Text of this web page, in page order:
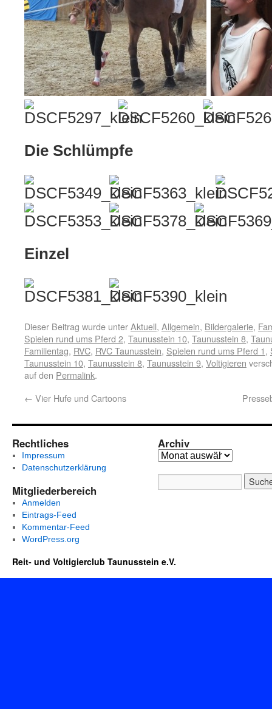
Die Schlümpfe
Einzel
Dieser Beitrag wurde unterAktuell, Allgemein, Bildergalerie,
Spielen rund ums Pferd 2, Taunusstein 10, Taunusstein 8,
Familientag, RVC, RVC Taunusstein, Spielen rund ums Pferd 1,
Taunusstein 10, Taunusstein 8, Taunusstein 9, Voltigieren
auf den Permalink.
← Vier Hufe und Cartoons
Rechtliches
Impressum
Datenschutzerklärung
Mitgliederbereich
Anmelden
Eintrags-Feed
Kommentar-Feed
WordPress.org
Archiv
Reit- und Voltigierclub Taunusstein e.V.